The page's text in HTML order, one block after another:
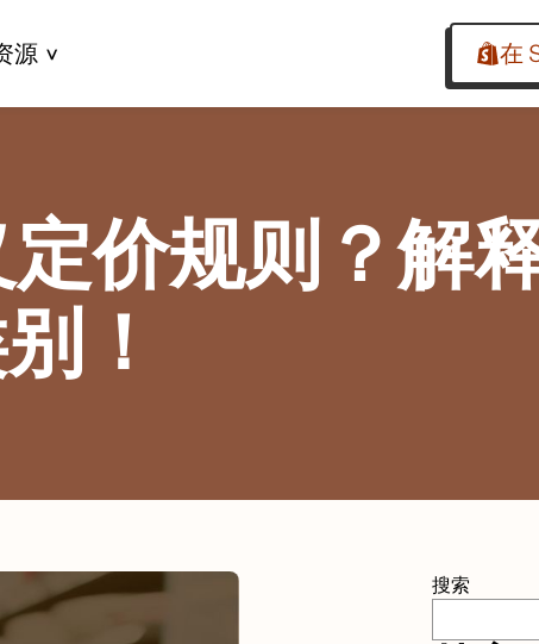
源 在
价规则？解
！
搜索